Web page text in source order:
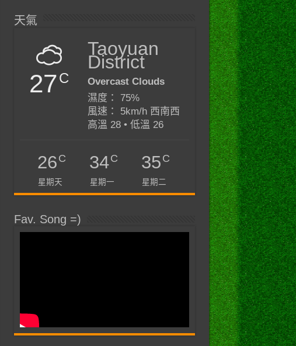
天氣
27C
Taoyuan
District
Overcast Clouds
濕度： 75%
風速： 5km/h 西南西
高溫 28 • 低溫 26
26C
星期天
34C
星期一
35C
星期二
Fav. Song =)